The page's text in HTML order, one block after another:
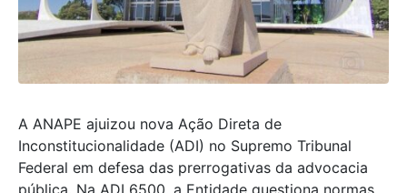
A ANAPE ajuizou nova Ação Direta de
Inconstitucionalidade (ADI) no Supremo Tribunal
Federal em defesa das prerrogativas da advocacia
pública. Na ADI 6500, a Entidade questiona normas